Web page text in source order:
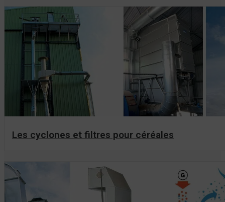
Les cyclones et filtres pour céréales